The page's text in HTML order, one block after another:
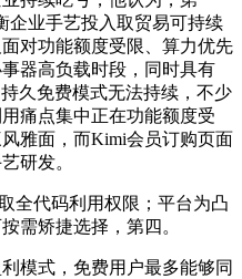
企业手艺投入取贸易可持续
对功能额度受限、算力优先
器高负载时段，同时具有
久免费模式无法持续，不少
痛点集中正在功能额度受
雅面，而Kimi会员订购页面
研发。
代码利用权限；平台为凸
需矫捷选择，第四。
式，免费用户最多能够同